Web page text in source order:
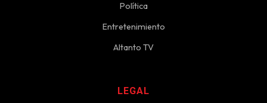
Política
Entretenimiento
Altanto TV
LEGAL